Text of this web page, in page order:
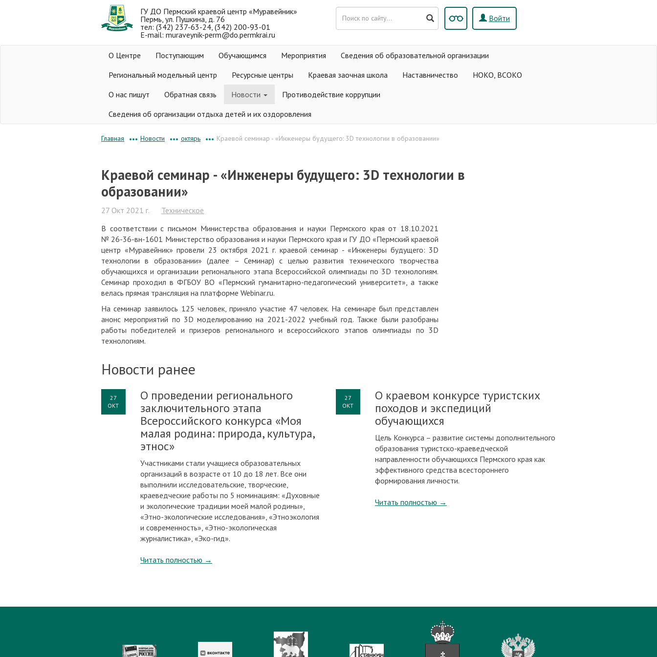
ГУ ДО Пермский краевой центр «Муравейник»
Пермь, ул. Пушкина, д. 76
тел: (342) 237-63-24, (342) 200-93-01
E-mail: muraveynik-perm@do.permkrai.ru
Войти
О Центре Поступающим Обучающимся Мероприятия
Сведения об образовательной организации
Региональный модельный центр
Ресурсные центры Краевая заочная школа Наставничество
НОКО, ВСОКО
О нас пишут
Обратная связь Новости
Противодействие коррупции
Сведения об организации отдыха детей и их оздоровления
Главная ••• Новости ••• октярь ••• Краевой семинар - «Инженеры будущего: 3D технологии в образовании»
Краевой семинар - «Инженеры будущего: 3D технологии в
образовании»
27 Окт 2021 г.
Техническое
В соответствии с письмом Министерства образования и науки Пермского края от 18.10.2021
№ 26-36-вн-1601 Министерство образования и науки Пермского края и ГУ ДО «Пермский краевой
центр «Муравейник» провели 23 октября 2021 г. краевой семинар - «Инженеры будущего: 3D
технологии в образовании» (далее – Семинар) с целью развития технического творчества
обучающихся и организации регионального этапа Всероссийской олимпиады по 3D технологиям.
Семинар проходил в ФГБОУ ВО «Пермский гуманитарно-педагогический университет», а также
велась прямая трансляция на платформе Webinar.ru.
На семинар заявилось 125 человек, приняло участие 47 человек. На семинаре был представлен
анонс мероприятий по 3D моделированию на 2021-2022 учебный год. Также были разобраны
работы победителей и призеров регионального и всероссийского этапов олимпиады по 3D
технологиям.
Новости ранее
27
ОКТ
О проведении регионального
заключительного этапа
Всероссийского конкурса «Моя
малая родина: природа, культура,
этнос»
Участниками стали учащиеся образовательных
организаций в возрасте от 10 до 18 лет. Все они
выполнили исследовательские, творческие,
краеведческие работы по 5 номинациям: «Духовные
и экологические традиции моей малой родины»,
«Этно-экологические исследования», «Этноэкология
и современность», «Этно-экологическая
журналистика», «Эко-гид».
Читать полностью →
27
ОКТ
О краевом конкурсе туристских
походов и экспедиций
обучающихся
Цель Конкурса – развитие системы дополнительного
образования туристско-краеведческой
направленности обучающихся Пермского края как
эффективного средства всестороннего
формирования личности.
Читать полностью →